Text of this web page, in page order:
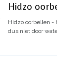
Hidzo
Hidzo oorbellen -
dus niet door